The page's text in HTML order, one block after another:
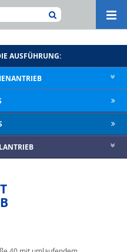
AUSFÜHRUNG: